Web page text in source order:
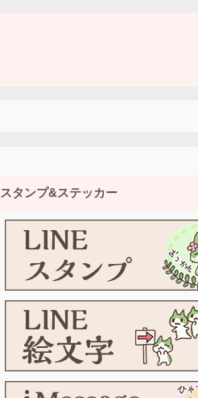
スタンプ&ステッカー